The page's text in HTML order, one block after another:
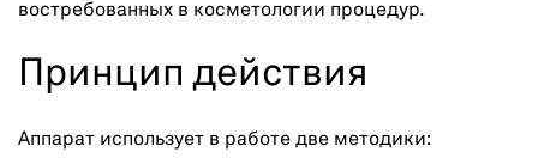
востребованных в косметологии процедур.
Принцип действия
Аппарат использует в работе две методики: